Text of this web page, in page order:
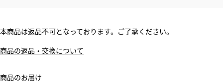
本商品は返品不可となっております。ご了承ください。
商品の返品・交換について
商品のお届け